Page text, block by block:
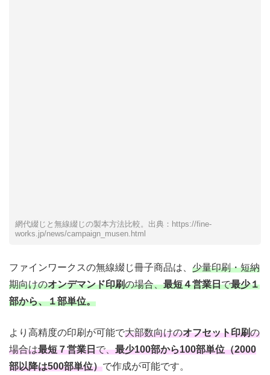
網代綴じと無線綴じの製本方法比較。出典：https://fine-
works.jp/news/campaign_musen.html
ファインワークスの無線綴じ冊子商品は、 少量印刷・短納
期向けのオンデマンド印刷の場合、最短４営業日で最少１
部から、１部単位。
より高精度の印刷が可能で大部数向けのオフセット印刷の
場合は最短７営業日で、最少100部から100部単位（2000
部以降は500部単位）で作成が可能です。